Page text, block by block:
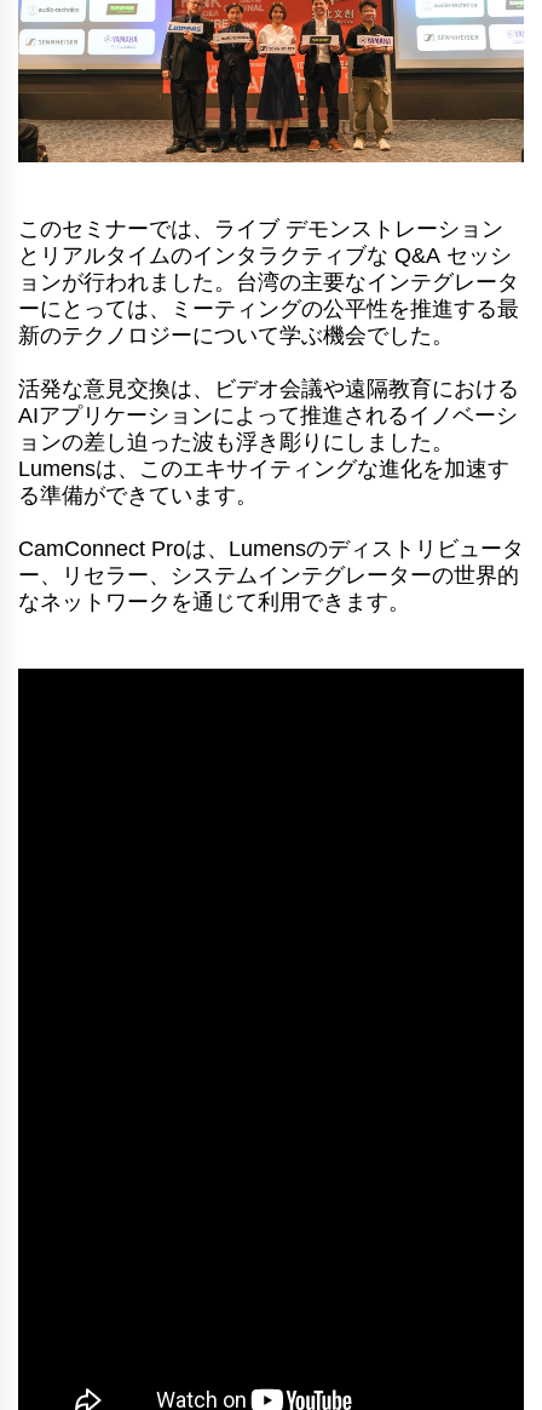
このセミナーでは、ライブ デモンストレーション
とリアルタイムのインタラクティブな Q&A セッシ
ョンが行われました。台湾の主要なインテグレータ
ーにとっては、ミーティングの公平性を推進する最
新のテクノロジーについて学ぶ機会でした。
活発な意見交換は、ビデオ会議や遠隔教育における
AIアプリケーションによって推進されるイノベーシ
ョンの差し迫った波も浮き彫りにしました。
Lumensは、このエキサイティングな進化を加速す
る準備ができています。
CamConnect Proは、Lumensのディストリビュータ
ー、リセラー、システムインテグレーターの世界的
なネットワークを通じて利用できます。